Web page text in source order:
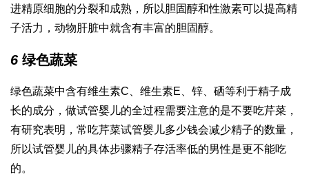
进精原细胞的分裂和成熟，所以胆固醇和性激素可以提高精
子活力，动物肝脏中就含有丰富的胆固醇。
6 绿色蔬菜
绿色蔬菜中含有维生素C、维生素E、锌、硒等利于精子成
长的成分， 做试管婴儿的全过程需要注意的是不要吃芹菜，
有研究表明，常吃芹菜试管婴儿多少钱会减少精子的数量，
所以试管婴儿的具体步骤精子存活率低的男性是更不能吃
的。